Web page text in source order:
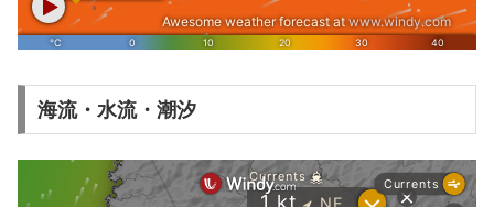
海流・水流・潮汐